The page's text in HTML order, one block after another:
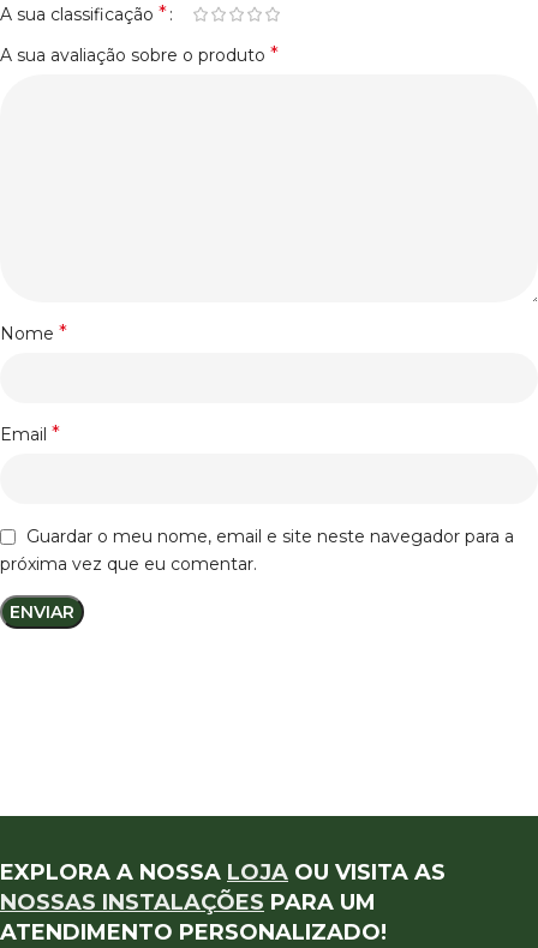
A sua classificação *
A sua avaliação sobre o produto *
Nome *
Email *
Guardar o meu nome, email e site neste navegador para a
próxima vez que eu comentar.
EXPLORA A NOSSA LOJA OU VISITA AS
NOSSAS INSTALAÇÕES PARA UM
ATENDIMENTO PERSONALIZADO!